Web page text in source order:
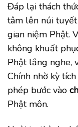
Đáp lại thách
tâm lên núi
gian niệm Phật.
không khuất
Phật lắng nghe,
Chính nhờ kỳ
phép bước vào
Phật môn.